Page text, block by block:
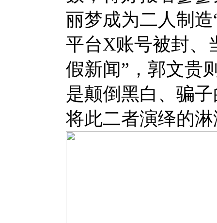
丽梦成为二人制
平台X账号被封、
假新闻”，郭文贵
是颠倒黑白、骗
将此二者演绎的